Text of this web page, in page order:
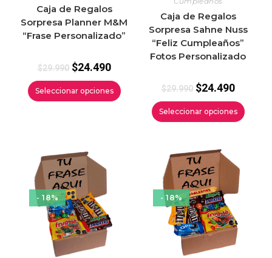
Caja de Regalos
Sorpresa Planner M&M
“Frase Personalizado”
$29.990 $24.490
Seleccionar opciones
Caja de Regalos
Sorpresa Sahne Nuss
“Feliz Cumpleaños”
Fotos Personalizado
$29.990 $24.490
Seleccionar opciones
- 18% - 18%